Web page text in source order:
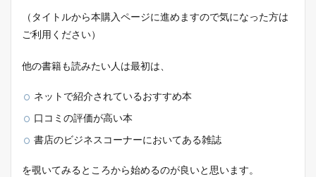
（タイトルから本購入ページに進めますので気になった方は
ご利用ください）
他の書籍も読みたい人は最初は、
ネットで紹介されているおすすめ本
口コミの評価が高い本
書店のビジネスコーナーにおいてある雑誌
を覗いてみるところから始めるのが良いと思います。